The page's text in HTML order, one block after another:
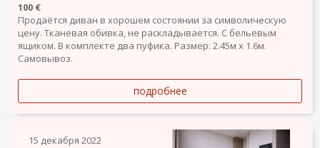
100 €
Продаётся диван в хорошем состоянии за символическую
цену. Тканевая обивка, не раскладывается. С бельевым
ящиком. В комплекте два пуфика. Размер: 2.45м х 1.6м.
Самовывоз.
подробнее
15 декабря 2022